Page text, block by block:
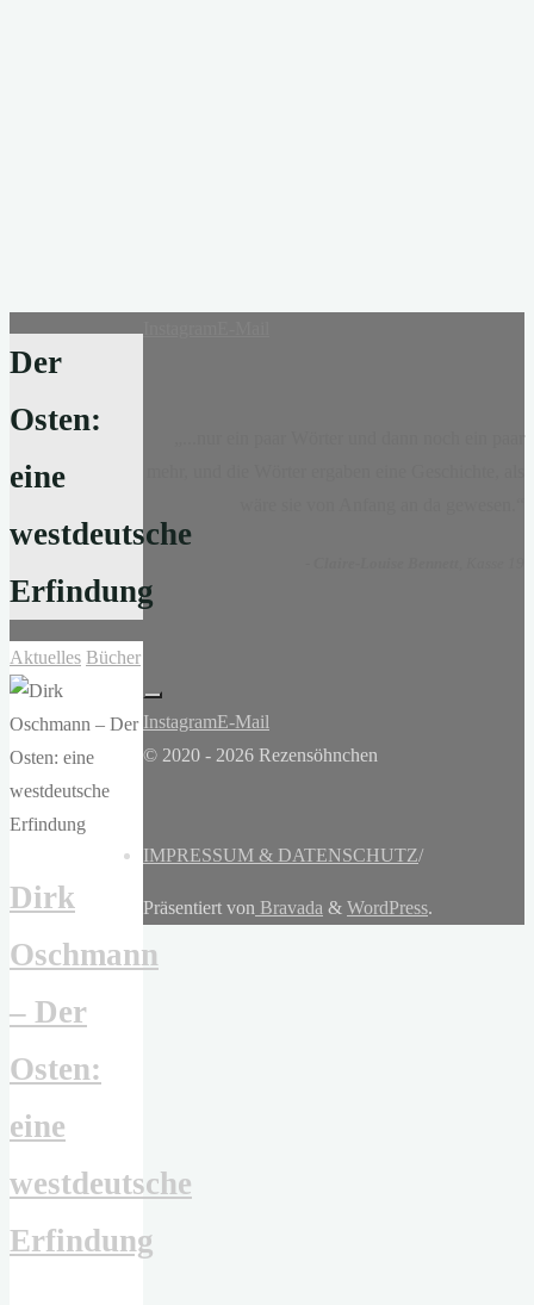
Der
Osten:
eine
westdeutsche
Erfindung
Aktuelles Bücher
Dirk
Oschmann
– Der
Osten:
eine
westdeutsche
Erfindung
InstagramE-Mail
© 2020 - 2026 Rezensöhnchen
IMPRESSUM & DATENSCHUTZ/
Präsentiert von Bravada & WordPress.